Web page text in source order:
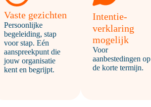
Vaste gezichten
Persoonlijke
begeleiding, stap
voor stap. Eén
aanspreekpunt die
jouw organisatie
kent en begrijpt.
Intentie-
verklaring
mogelijk
Voor
aanbestedingen op
de korte termijn.